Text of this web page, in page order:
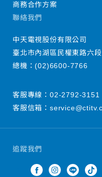
追蹤我們
商務合作方案
聯絡我們
中天電視股份有限公司
臺北市內湖區民權東路六
總機：(02)6600-7766
客服專線： 02-2792-3151
客服信箱：